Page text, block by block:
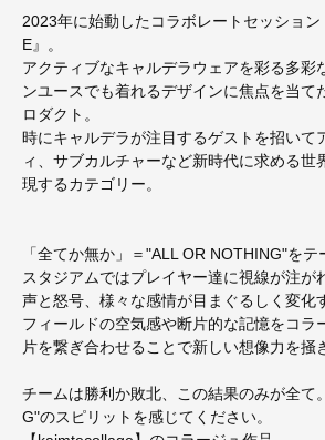
2023年に始動したコラボレートセッショ
E』。
アクティブなキャルデラウェアを彩る多彩
ンユースでも着れるデザインに焦点を当て
ロダクト。
時にキャルデラが注目するゲストを招いて
ィ、サブカルチャーなど新時代に求める世
現するカテゴリー。
「全てか無か」＝"ALL OR NOTHING"をテ
スタジアムではプレイヤー達に視線が注が
声と怒号、様々な感情が目まぐるしく変化
フィールドの空気感や断片的な記憶をコラ
片を繋ぎ合わせることで新しい想像力を掻
チームは勝利か敗北、この結果のみが全て
G"のスピリットを感じてください。